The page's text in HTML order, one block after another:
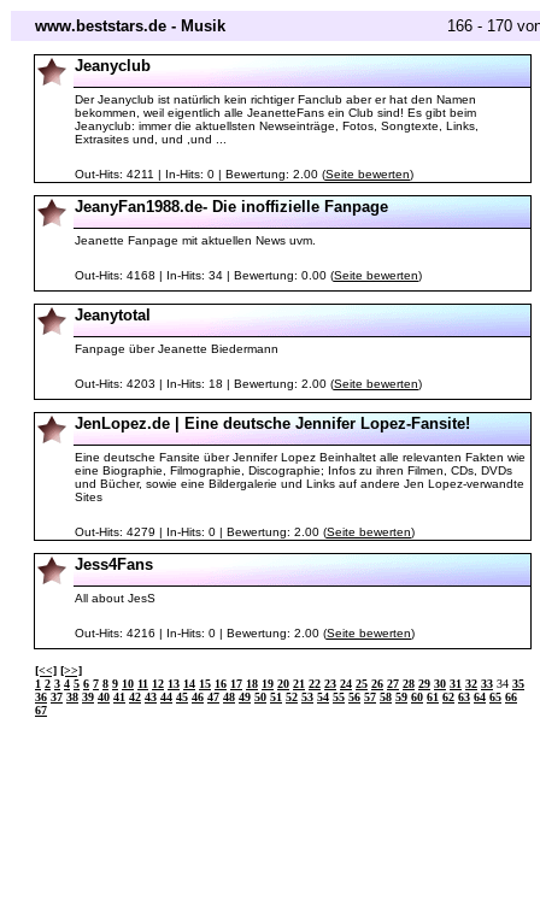
www.beststars.de - Musik 166 - 170
Jeanyclub
Der Jeanyclub ist natürlich kein richtiger Fanclub aber er hat den Namen
bekommen, weil eigentlich alle JeanetteFans ein Club sind! Es gibt beim
Jeanyclub: immer die aktuellsten Newseinträge, Fotos, Songtexte, Links,
Extrasites und, und ,und ...
Out-Hits: 4211 | In-Hits: 0 | Bewertung: 2.00 (Seite bewerten)
JeanyFan1988.de- Die inoffizielle Fanpage
Jeanette Fanpage mit aktuellen News uvm.
Out-Hits: 4168 | In-Hits: 34 | Bewertung: 0.00 (Seite bewerten)
Jeanytotal
Fanpage über Jeanette Biedermann
Out-Hits: 4203 | In-Hits: 18 | Bewertung: 2.00 (Seite bewerten)
JenLopez.de | Eine deutsche Jennifer Lopez-Fansite!
Eine deutsche Fansite über Jennifer Lopez Beinhaltet alle relevanten Fakten wie
eine Biographie, Filmographie, Discographie; Infos zu ihren Filmen, CDs, DVDs
und Bücher, sowie eine Bildergalerie und Links auf andere Jen Lopez-verwandte
Sites
Out-Hits: 4279 | In-Hits: 0 | Bewertung: 2.00 (Seite bewerten)
Jess4Fans
All about JesS
Out-Hits: 4216 | In-Hits: 0 | Bewertung: 2.00 (Seite bewerten)
[<<] [>>]
1 2 3 4 5 6 7 8 9 10 11 12 13 14 15 16 17 18 19 20 21 22 23 24 25 26 27 28 29 30 31 32 33 34 35
36 37 38 39 40 41 42 43 44 45 46 47 48 49 50 51 52 53 54 55 56 57 58 59 60 61 62 63 64 65 66
67